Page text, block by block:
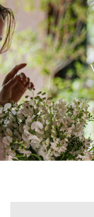
Toggle
navigation